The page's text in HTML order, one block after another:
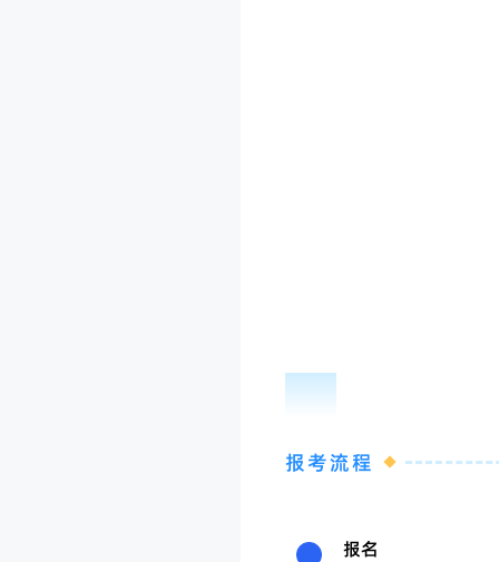
02
报考流程
报名